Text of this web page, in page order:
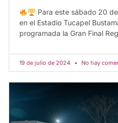
Para este sábado 20
en el Estadio Tucapel
programada la Gran Final
19 de julio de 2024 No hay